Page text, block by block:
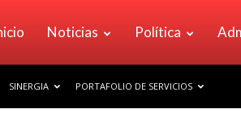
Noticias Política
SINERGIA PORTAFOLIO DE SERVICIOS